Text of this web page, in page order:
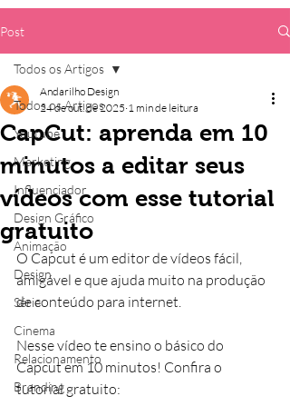
Post
Todos os Artigos
Youtube
Marketing
Influenciador
Design Gráfico
Animação
Design
Série
Cinema
Relacionamento
Branding
Todos os Artigos
CapCut: aprenda em 10
minutos a editar seus
vídeos com esse tutorial
gratuito
Andarilho Design
24 de out. de 2025 1 min de leitura
O Capcut é um editor de vídeos fácil,
amigável e que ajuda muito na produção
de conteúdo para internet.
Nesse vídeo te ensino o básico do
Capcut em 10 minutos! Confira o
tutorial gratuito: